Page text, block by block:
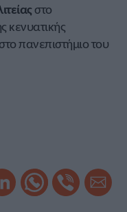
στο
κενυατικής
πανεπιστήμιο του